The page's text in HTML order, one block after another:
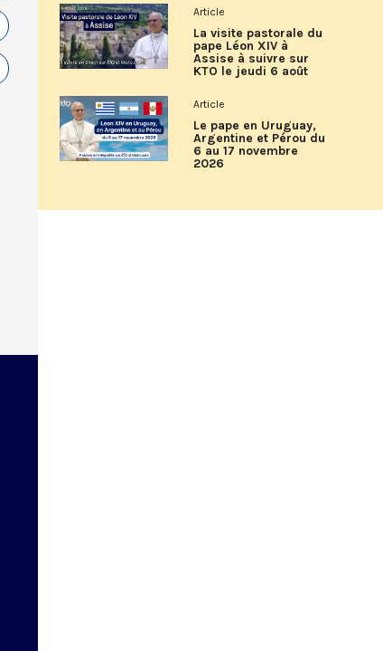
Article
La visite pastorale du
pape Léon XIV à
Assise à suivre sur
KTO le jeudi 6 août
Article
Le pape en Uruguay,
Argentine et Pérou du
6 au 17 novembre
2026